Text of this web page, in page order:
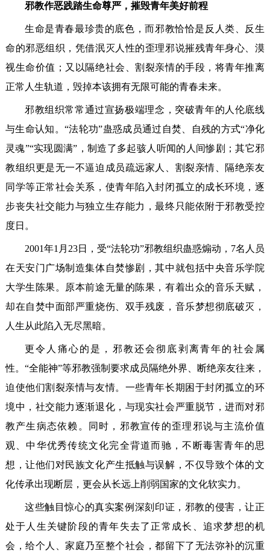
邪教作恶践踏生命尊严，摧毁青年美好前程
生命是青春最珍贵的底色，而邪教恰恰是反人类、反生
命的邪恶组织，凭借泯灭人性的歪理邪说摧残青年身心、漠
视生命价值；又以隔绝社会、割裂亲情的手段，将青年推离
正常人生轨道，毁掉本该拥有无限可能的青春未来。
邪教组织常常通过宣扬极端理念，突破青年的人伦底线
与生命认知。“法轮功”蛊惑成员通过自焚、自残的方式“净化
灵魂”“实现圆满”，制造了多起骇人听闻的人间惨剧；其它邪
教组织更是无一不逼迫成员疏远家人、割裂亲情、隔绝亲友
同学等正常社会关系，使青年陷入封闭孤立的成长环境，逐
步丧失社交能力与独立生存能力，最终只能依附于邪教受控
度日。
2001年1月23日，受“法轮功”邪教组织蛊惑煽动，7名人员
在天安门广场制造集体自焚惨剧，其中就包括中央音乐学院
大学生陈果。原本前途无量的陈果，有着出众的音乐天赋，
却在自焚中面部严重烧伤、双手残废，音乐梦想彻底破灭，
人生从此陷入无尽黑暗。
更令人痛心的是，邪教还会彻底剥离青年的社会属
性。“全能神”等邪教强制要求成员隔绝外界、断绝亲友往来，
迫使他们割裂亲情与友情。一些青年长期困于封闭孤立的环
境中，社交能力逐渐退化，与现实社会严重脱节，进而对邪
教产生病态依赖。同时，邪教宣传的歪理邪说与主流价值
观、中华优秀传统文化完全背道而驰，不断毒害青年的思
想，让他们对民族文化产生抵触与误解，不仅导致个体的文
化传承出现断层，更会从长远上削弱国家的文化软实力。
这些触目惊心的真实案例深刻印证，邪教的侵害，让正
处于人生关键阶段的青年失去了正常成长、追求梦想的机
会，给个人、家庭乃至整个社会，都留下了无法弥补的沉重